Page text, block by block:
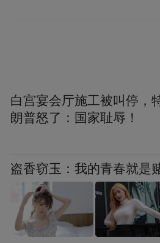
白宫宴会厅施工被叫停，
朗普怒了：国家耻辱！
盗香窃玉：我的青春就是